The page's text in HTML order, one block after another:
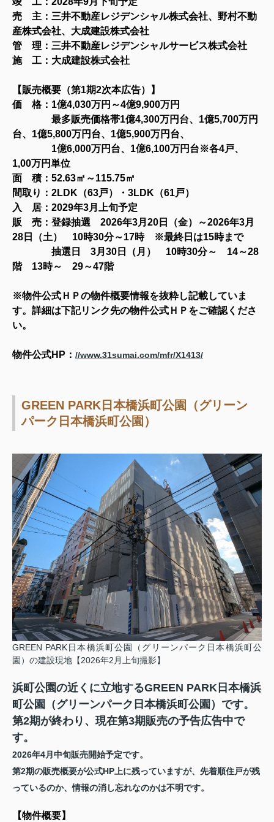
売 主：三井不動産レジデンシャル株式会社、野村不動
産株式会社、大成建設株式会社
管 理：三井不動産レジデンシャルサービス株式会社
施 工：大成建設株式会社
【販売概要（第1期2次本広告）
】
価 格：1億4,030万円～4億9,900万円
最多販売価格帯1億4,300万円台、1億5,700万円
台、1億5,800万円台、1億5,900万円台、
1億6,000万円台、1億6,100万円台※各4戸、
1,00万円単位
面 積：52.63㎡～115.75㎡
間取り：2LDK（63戸）・3LDK（61戸）
入 居：2029年3月上旬予定
販 売：登録抽選 2026年3月20日（金）～2026年3月
28日（土） 10時30分～17時 ※最終日は15時まで
抽選日 3月30日（月） 10時30分～ 14～28
階 13時～ 29～47階
※物件公式ＨＰの物件概要情報を抜粋し記載していま
す。詳細は下記リンク先の物件公式ＨＰをご確認くださ
い。
物件公式HP： //www.31sumai.com/mfr/X1413/
GREEN PARK日本橋浜町公園（グリーン
パーク日本橋浜町公園）
GREEN PARK日本橋浜町公園（グリーンパーク日本橋浜町公
園）の建設現地【2026年2月上旬撮影】
浜町公園の近くに立地するGREEN PARK日本橋浜
町公園（グリーンパーク日本橋浜町公園）です。
第2期が終わり、現在第3期販売の予告広告中で
す。
2026年4月中旬販売開始予定です。
第2期の販売概要が公式HP上に残っていますが、先着順住戸が残
っているのか、情報の消し忘れなのかは不明です。
【物件概要】